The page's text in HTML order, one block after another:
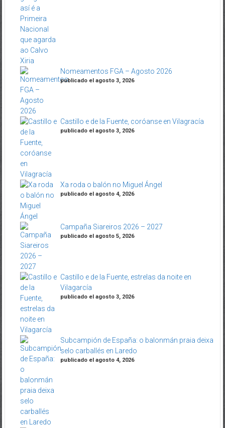
Nomeamentos FGA – Agosto 2026
publicado el agosto 3, 2026
Castillo e de la Fuente, coróanse en Vilagracía
publicado el agosto 3, 2026
Xa roda o balón no Miguel Ángel
publicado el agosto 4, 2026
Campaña Siareiros 2026 – 2027
publicado el agosto 5, 2026
Castillo e de la Fuente, estrelas da noite en
Vilagarcía
publicado el agosto 3, 2026
Subcampión de España: o balonmán praia deixa
selo carballés en Laredo
publicado el agosto 4, 2026